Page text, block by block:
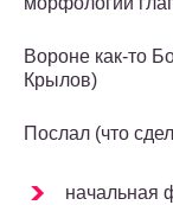
Вороне как-то
Крылов)
Послал (что
начальная